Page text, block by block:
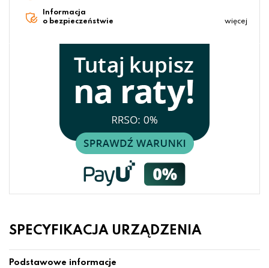
Informacja
o bezpieczeństwie
więcej
SPECYFIKACJA URZĄDZENIA
Podstawowe informacje